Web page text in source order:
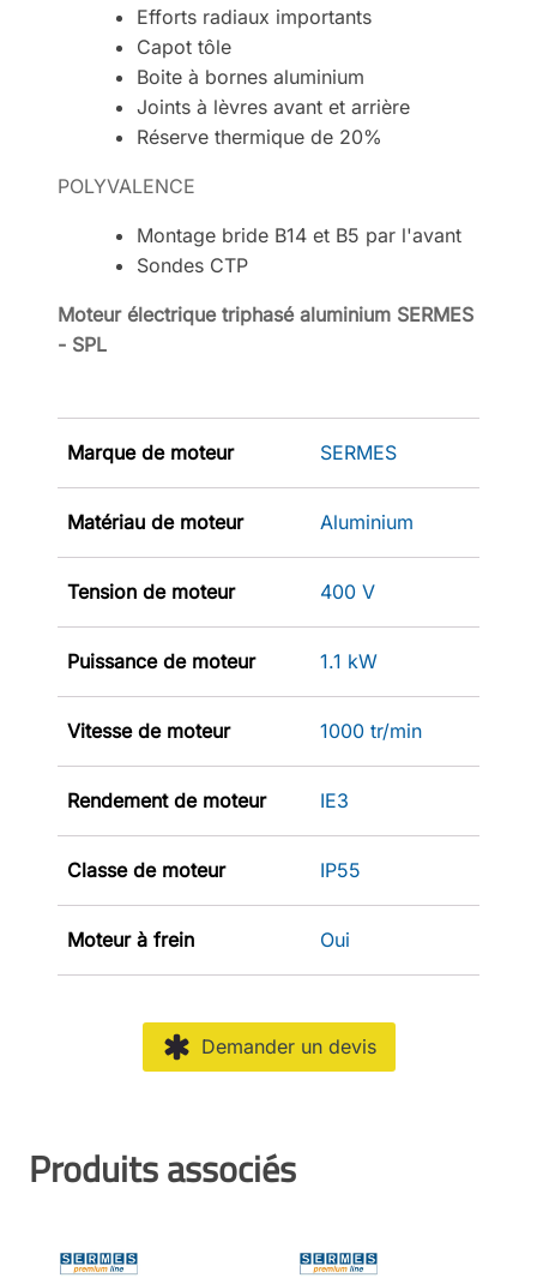
Efforts radiaux importants
Capot tôle
Boite à bornes aluminium
Joints à lèvres avant et arrière
Réserve thermique de 20%
POLYVALENCE
Montage bride B14 et B5 par l'avant
Sondes CTP
Moteur électrique triphasé aluminium SERMES
- SPL
Marque de moteur SERMES
Matériau de moteur Aluminium
Tension de moteur 400 V
Puissance de moteur 1.1 kW
Vitesse de moteur 1000 tr/min
Rendement de moteur IE3
Classe de moteur IP55
Moteur à frein Oui
Demander un devis
Produits associés